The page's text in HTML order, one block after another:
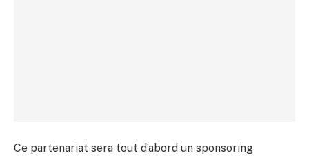
Ce partenariat sera tout d’abord un sponsoring